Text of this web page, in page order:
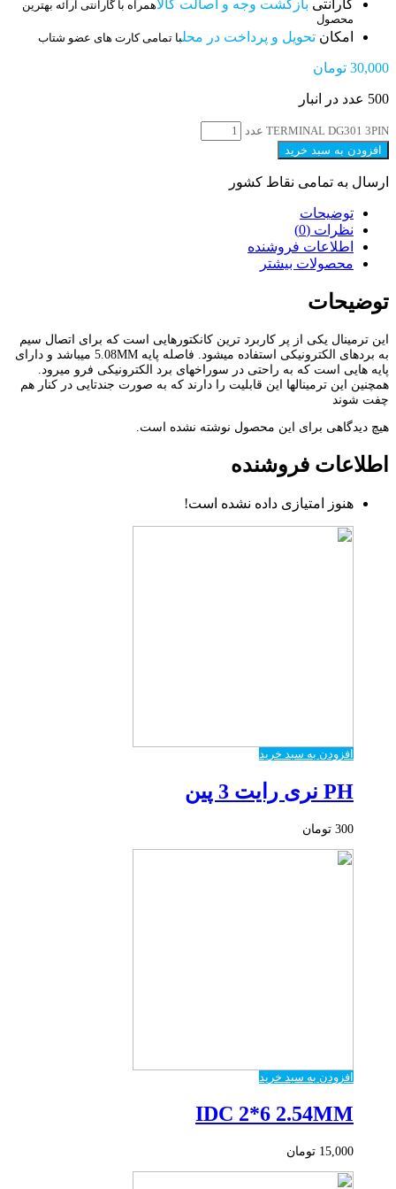
گارانتی بازگشت وجه و اصالت کالاهمراه با گارانتی ارائه بهترین
محصول
امکان تحویل و پرداخت در محلبا تمامی کارت های عضو شتاب
30,000 تومان
500 عدد در انبار
TERMINAL DG301 3PIN عدد
افزودن به سبد خرید
ارسال به تمامی نقاط کشور
توضیحات
نظرات (0)
اطلاعات فروشنده
محصولات بیشتر
توضیحات
این ترمینال یکی از پر کاربرد ترین کانکتورهایی است که برای اتصال سیم
به بردهای الکترونیکی استفاده میشود. فاصله پایه 5.08MM میباشد و دارای
پایه هایی است که به راحتی در سوراخهای برد الکترونیکی فرو میرود.
همچنین این ترمینالها این قابلیت را دارند که به صورت جندتایی در کنار هم
چفت شوند
هیچ دیدگاهی برای این محصول نوشته نشده است.
اطلاعات فروشنده
هنوز امتیازی داده نشده است!
افزودن به سبد خرید
PH نری رایت 3 پین
300 تومان
افزودن به سبد خرید
IDC 2*6 2.54MM
15,000 تومان